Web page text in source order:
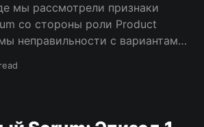
мы рассмотрели признаки
со стороны роли Product
неправильности с вариантами
Одна из мантр
и кросс-функциональной,
самая простая часть scrum: